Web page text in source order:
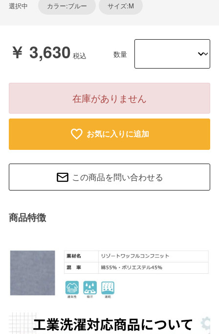
選択中 カラー:ブルー サイズ:M
￥ 3,630 数量
在庫がありません
お気に入りに追加
この商品を問い合わせる
商品特徴